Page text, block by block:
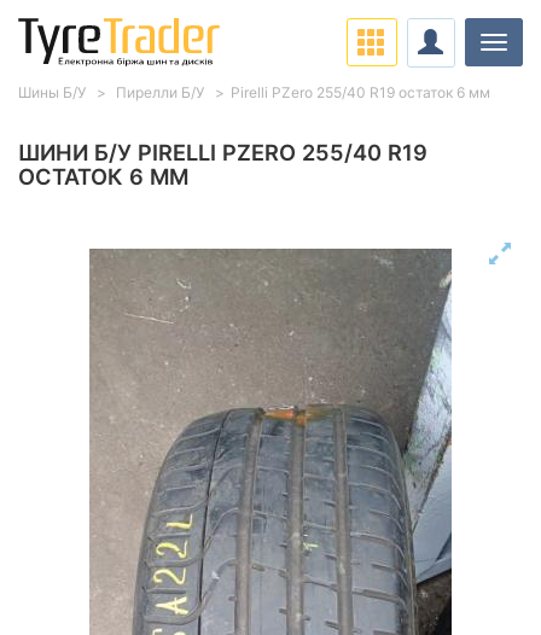
ШИНИ Б/У PIRELLI PZERO 255/40 R19
ОСТАТОК 6 ММ
Шины Б/У Пирелли Б/У Pirelli PZero 255/40 R19 остаток 6 мм